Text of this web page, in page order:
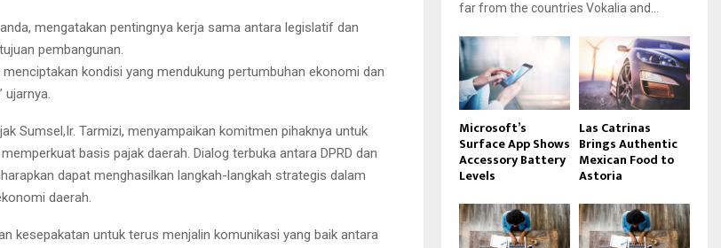
mengatakan pentingnya kerja sama antara legislatif dan
pembangunan.
kondisi yang mendukung pertumbuhan ekonomi dan
ujarnya.
Sumsel,Ir. Tarmizi, menyampaikan komitmen pihaknya untuk
basis pajak daerah. Dialog terbuka antara DPRD dan
dapat menghasilkan langkah-langkah strategis dalam
daerah.
kesepakatan untuk terus menjalin komunikasi yang baik antara
far from the countries Vokalia and...
Microsoft’s
Surface App Shows
Accessory Battery
Levels
Las Catrinas
Brings Authentic
Mexican Food to
Astoria